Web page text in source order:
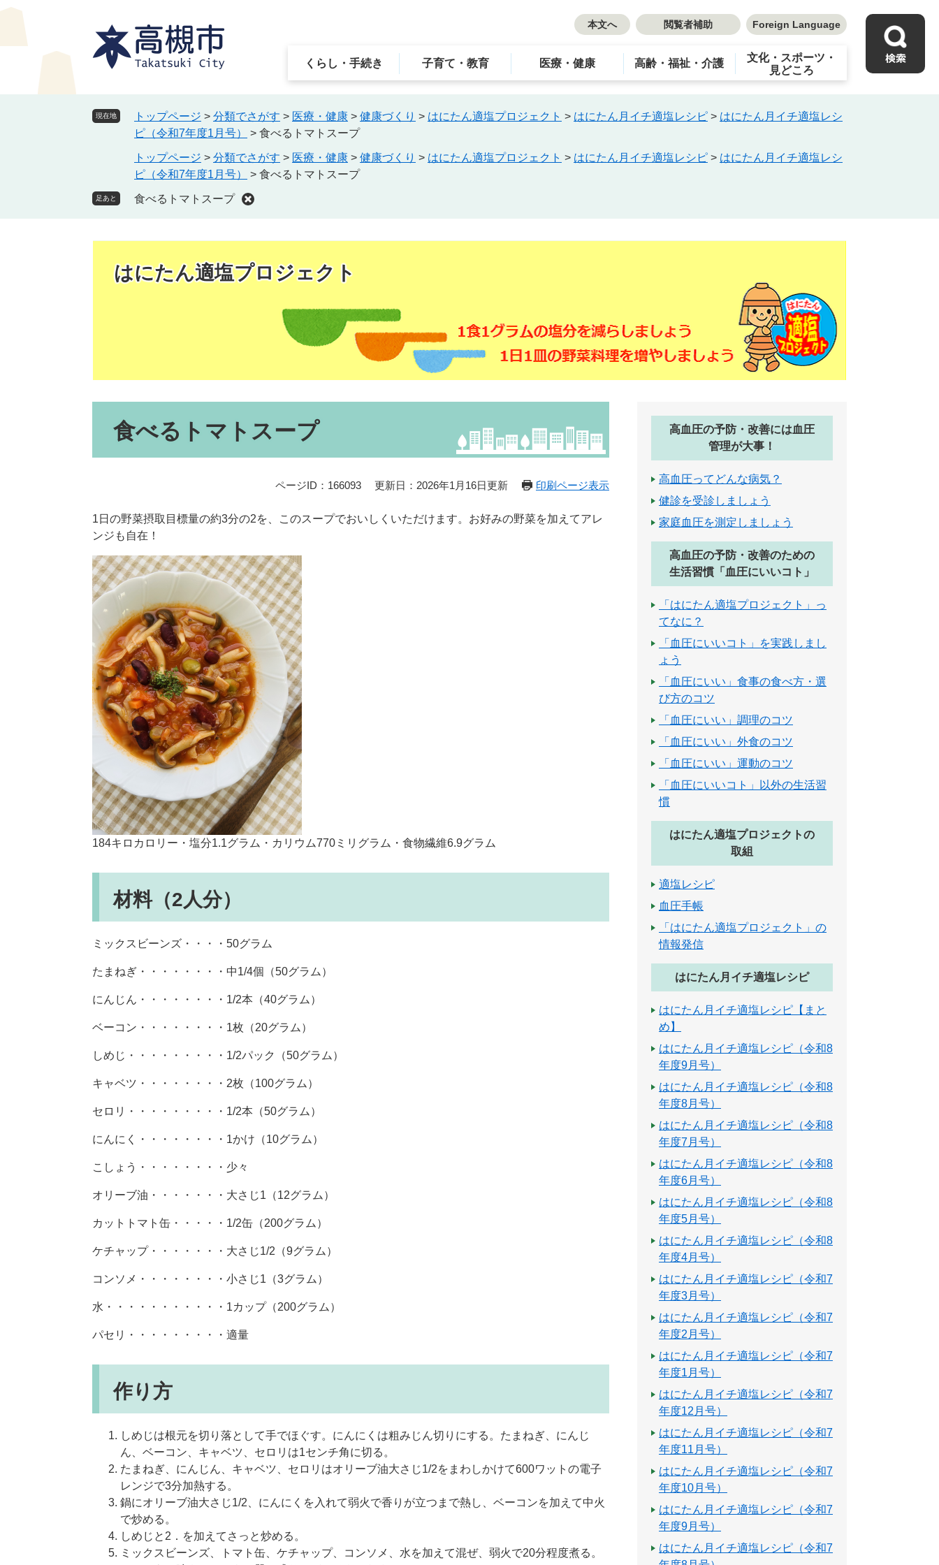
ペ
メ
本文へ 閲覧者補助 Foreign Language
くらし・手続き 子育て・教育 医療・健康 高齢・福祉・介護
文化・スポーツ・
見どころ
現在地 トップページ > 分類でさがす > 医療・健康 > 健康づくり > はにたん適塩プロジェクト > はにたん月イチ適塩レシピ > はにたん月イチ適塩レシ
ピ（令和7年度1月号）
> 食べるトマトスープ
トップページ > 分類でさがす > 医療・健康 > 健康づくり > はにたん適塩プロジェクト > はにたん月イチ適塩レシピ > はにたん月イチ適塩レシ
ピ（令和7年度1月号）
> 食べるトマトスープ
足あと 食べるトマトスープ
はにたん適塩プロジェクト
食べるトマトスープ
ページID：166093 更新日：2026年1月16日更新 印刷ページ表示
1日の野菜摂取目標量の約3分の2を、このスープでおいしくいただけます。お好みの野菜を加えてアレ
ンジも自在！
184キロカロリー・塩分1.1グラム・カリウム770ミリグラム・食物繊維6.9グラム
材料（2人分）
ミックスビーンズ・・・・50グラム
たまねぎ・・・・・・・・中1/4個（50グラム）
にんじん・・・・・・・・1/2本（40グラム）
ベーコン・・・・・・・・1枚（20グラム）
しめじ・・・・・・・・・1/2パック（50グラム）
キャベツ・・・・・・・・2枚（100グラム）
セロリ・・・・・・・・・1/2本（50グラム）
にんにく・・・・・・・・1かけ（10グラム）
こしょう・・・・・・・・少々
オリーブ油・・・・・・・大さじ1（12グラム）
カットトマト缶・・・・・1/2缶（200グラム）
ケチャップ・・・・・・・大さじ1/2（9グラム）
コンソメ・・・・・・・・小さじ1（3グラム）
水・・・・・・・・・・・1カップ（200グラム）
パセリ・・・・・・・・・適量
作り方
​しめじは根元を切り落として手でほぐす。にんにくは粗みじん切りにする。たまねぎ、にんじ
ん、ベーコン、キャベツ、セロリは1センチ角に切る。
たまねぎ、にんじん、キャベツ、セロリはオリーブ油大さじ1/2をまわしかけて600ワットの電子
レンジで3分加熱する。
鍋にオリーブ油大さじ1/2、にんにくを入れて弱火で香りが立つまで熱し、ベーコンを加えて中火
で炒める。
しめじと2．を加えてさっと炒める。
ミックスビーンズ、トマト缶、ケチャップ、コンソメ、水を加えて混ぜ、弱火で20分程度煮る。
高血圧の予防・改善には血圧
管理が大事！
高血圧ってどんな病気？
健診を受診しましょう
家庭血圧を測定しましょう
高血圧の予防・改善のための
生活習慣「血圧にいいコト」
「はにたん適塩プロジェクト」っ
てなに？
「血圧にいいコト」を実践しまし
ょう
「血圧にいい」食事の食べ方・選
び方のコツ
「血圧にいい」調理のコツ
「血圧にいい」外食のコツ
「血圧にいい」運動のコツ
「血圧にいいコト」以外の生活習
慣
はにたん適塩プロジェクトの
取組
適塩レシピ
血圧手帳
「はにたん適塩プロジェクト」の
情報発信
はにたん月イチ適塩レシピ
はにたん月イチ適塩レシピ【まと
め】
はにたん月イチ適塩レシピ（令和8
年度9月号）
はにたん月イチ適塩レシピ（令和8
年度8月号）
はにたん月イチ適塩レシピ（令和8
年度7月号）
はにたん月イチ適塩レシピ（令和8
年度6月号）
はにたん月イチ適塩レシピ（令和8
年度5月号）
はにたん月イチ適塩レシピ（令和8
年度4月号）
はにたん月イチ適塩レシピ（令和7
年度3月号）
はにたん月イチ適塩レシピ（令和7
年度2月号）
はにたん月イチ適塩レシピ（令和7
年度1月号）
はにたん月イチ適塩レシピ（令和7
年度12月号）
はにたん月イチ適塩レシピ（令和7
年度11月号）
はにたん月イチ適塩レシピ（令和7
年度10月号）
はにたん月イチ適塩レシピ（令和7
年度9月号）
はにたん月イチ適塩レシピ（令和7